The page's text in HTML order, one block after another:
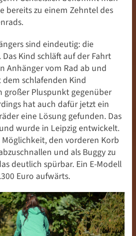
und Mobilität
Vergleich:
besten E-Bikes
bereits zu einem Zehntel des
sind eindeutig: die
Kind schläft auf der Fahrt
Anhänger vom Rad ab und
schlafenden Kind
großer Pluspunkt gegenüber
hat auch dafür jetzt ein
eine Lösung gefunden. Das
und wurde in Leipzig entwickelt.
den vorderen Korb
und als Buggy zu
deutlich spürbar. Ein E-Modell
Euro aufwärts.